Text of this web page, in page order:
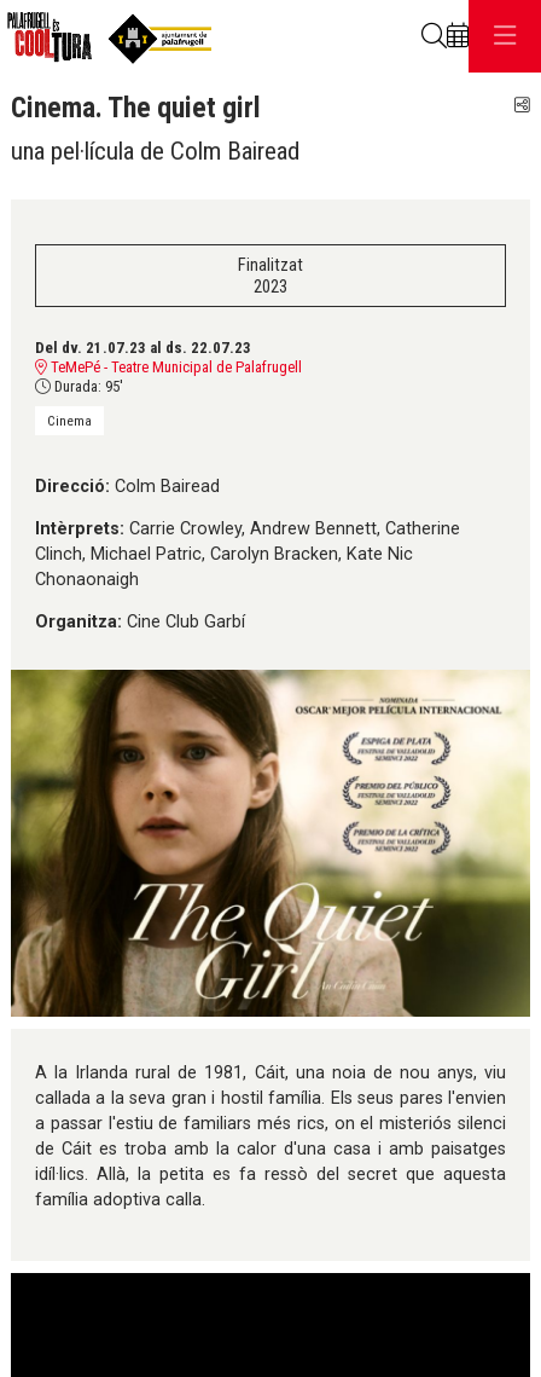
Cinema. The quiet girl
una pel·lícula de Colm Bairead
Finalitzat
2023
Del dv. 21.07.23 al ds. 22.07.23
TeMePé - Teatre Municipal de Palafrugell
Durada: 95'
Cinema
Direcció: Colm Bairead
Intèrprets: Carrie Crowley, Andrew Bennett, Catherine
Clinch, Michael Patric, Carolyn Bracken, Kate Nic
Chonaonaigh
Organitza: Cine Club Garbí
A la Irlanda rural de 1981, Cáit, una noia de nou anys, viu
callada a la seva gran i hostil família. Els seus pares l'envien
a passar l'estiu de familiars més rics, on el misteriós silenci
de Cáit es troba amb la calor d'una casa i amb paisatges
idíl·lics. Allà, la petita es fa ressò del secret que aquesta
família adoptiva calla.